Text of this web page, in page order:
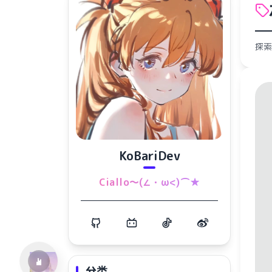
探
KoBariDev
Ciallo～(∠・ω<)⌒★